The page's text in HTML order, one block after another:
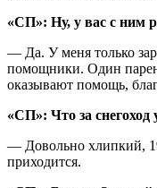
«СП»: Ну, у вас с ним
— Да. У меня только
помощники. Один
оказывают помощь,
«СП»: Что за снегоход
— Довольно хлипкий,
приходится.